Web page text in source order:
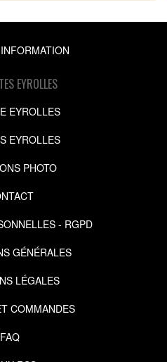
EYROLLES
EYROLLES
EYROLLES
PHOTO
- RGPD
GÉNÉRALES
LÉGALES
COMMANDES
FAQ